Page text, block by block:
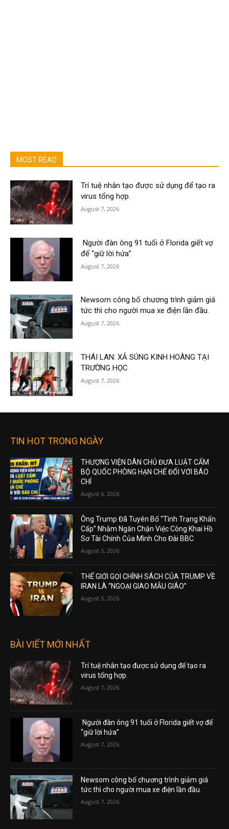
MOST READ
Trí tuệ nhân tạo được sử dụng để tạo ra
virus tổng hợp.
August 7, 2026
Người đàn ông 91 tuổi ở Florida giết vợ
để “giữ lời hứa”
August 7, 2026
Newsom công bố chương trình giảm giá
tức thì cho người mua xe điện lần đầu.
August 7, 2026
THÁI LAN: XẢ SÚNG KINH HOÀNG TẠI
TRƯỜNG HỌC
August 7, 2026
TIN HOT TRONG NGÀY
THƯỢNG VIỆN DÂN CHỦ ĐƯA LUẬT CẤM
BỘ QUỐC PHÒNG HẠN CHẾ ĐỐI VỚI BÁO
CHÍ
August 6, 2026
Ông Trump Đã Tuyên Bố “Tình Trạng Khẩn
Cấp” Nhằm Ngăn Chặn Việc Công Khai Hồ
Sơ Tài Chính Của Mình Cho Đài BBC
August 5, 2026
THẾ GIỚI GỌI CHÍNH SÁCH CỦA TRUMP VỀ
IRAN LÀ “NGOẠI GIAO MẪU GIÁO”
August 5, 2026
BÀI VIẾT MỚI NHẤT
Trí tuệ nhân tạo được sử dụng để tạo ra
virus tổng hợp.
August 7, 2026
Người đàn ông 91 tuổi ở Florida giết vợ để
“giữ lời hứa”
August 7, 2026
Newsom công bố chương trình giảm giá
tức thì cho người mua xe điện lần đầu.
August 7, 2026